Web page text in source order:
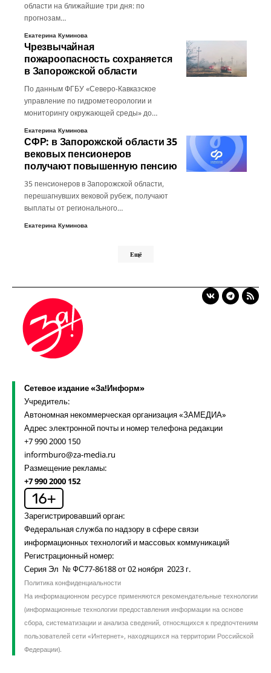
области на ближайшие три дня: по
прогнозам…
Екатерина Куминова
Чрезвычайная
пожароопасность сохраняется
в Запорожской области
По данным ФГБУ «Северо-Кавказское
управление по гидрометеорологии и
мониторингу окружающей среды» до…
Екатерина Куминова
СФР: в Запорожской области 35
вековых пенсионеров
получают повышенную пенсию
35 пенсионеров в Запорожской области,
перешагнувших вековой рубеж, получают
выплаты от регионального…
Екатерина Куминова
Ещё
Сетевое издание «За!Информ»
Учредитель:
Автономная некоммерческая организация «ЗАМЕДИА»
Адрес электронной почты и номер телефона редакции
+7 990 2000 150
informburo@za-media.ru
Размещение рекламы:
+7 990 2000 152
Зарегистрировавший орган:
Федеральная служба по надзору в сфере связи
информационных технологий и массовых коммуникаций
Регистрационный номер:
Серия Эл № ФС77-86188 от 02 ноября 2023 г.
Политика конфиденциальности
На информационном ресурсе применяются рекомендательные технологии
(информационные технологии предоставления информации на основе
сбора, систематизации и анализа сведений, относящихся к предпочтениям
пользователей сети «Интернет», находящихся на территории Российской
Федерации).